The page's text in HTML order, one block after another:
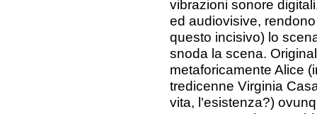
vibrazioni sonore
ed audiovisive,
questo incisivo) lo
snoda la scena.
metaforicamente Alice
tredicenne Virginia
vita, l'esistenza?)